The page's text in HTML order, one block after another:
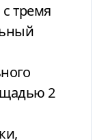
тремя
2